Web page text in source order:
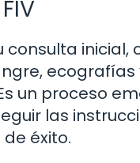
consulta
un proceso
las
éxito.